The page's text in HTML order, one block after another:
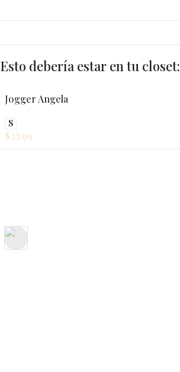
Esto debería estar en tu closet:
Jogger Angela
S
$27.99